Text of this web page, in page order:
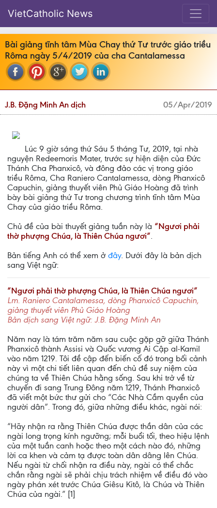
VietCatholic News
Bài giảng tĩnh tâm Mùa Chay thứ Tư trước giáo triều
Rôma ngày 5/4/2019 của cha Cantalamessa
J.B. Đặng Minh An dịch 05/Apr/2019
Lúc 9 giờ sáng thứ Sáu 5 tháng Tư, 2019, tại nhà
nguyện Redeemoris Mater, trước sự hiện diện của Đức
Thánh Cha Phanxicô, và đông đảo các vị trong giáo
triều Rôma, Cha Raniero Cantalamessa, dòng Phanxicô
Capuchin, giảng thuyết viên Phủ Giáo Hoàng đã trình
bày bài giảng thứ Tư trong chương trình tĩnh tâm Mùa
Chay của giáo triều Rôma.
Chủ đề của bài thuyết giảng tuần này là “Ngươi phải
thờ phượng Chúa, là Thiên Chúa ngươi”.
Bản tiếng Anh có thể xem ở đây. Dưới đây là bản dịch
sang Việt ngữ:
“Ngươi phải thờ phượng Chúa, là Thiên Chúa ngươi”
Lm. Raniero Cantalamessa, dòng Phanxicô Capuchin,
giảng thuyết viên Phủ Giáo Hoàng
Bản dịch sang Việt ngữ: J.B. Đặng Minh An
Năm nay là tám trăm năm sau cuộc gặp gỡ giữa Thánh
Phanxicô thành Assisi và Quốc vương Ai Cập al-Kamil
vào năm 1219. Tôi đề cập đến biến cố đó trong bối cảnh
này vì một chi tiết liên quan đến chủ đề suy niệm của
chúng ta về Thiên Chúa hằng sống. Sau khi trở về từ
chuyến đi sang Trung Đông năm 1219, Thánh Phanxicô
đã viết một bức thư gửi cho “Các Nhà Cầm quyền của
người dân”. Trong đó, giữa những điều khác, ngài nói:
“Hãy nhận ra rằng Thiên Chúa được thần dân của các
ngài long trọng kính ngưỡng; mỗi buổi tối, theo hiệu lệnh
của một tuần canh hoặc theo một cách nào đó, những
lời ca khen và cảm tạ được toàn dân dâng lên Chúa.
Nếu ngài từ chối nhận ra điều này, ngài có thể chắc
chắn rằng ngài sẽ phải chịu trách nhiệm về điều đó vào
ngày phán xét trước Chúa Giêsu Kitô, là Chúa và Thiên
Chúa của ngài.” [1]